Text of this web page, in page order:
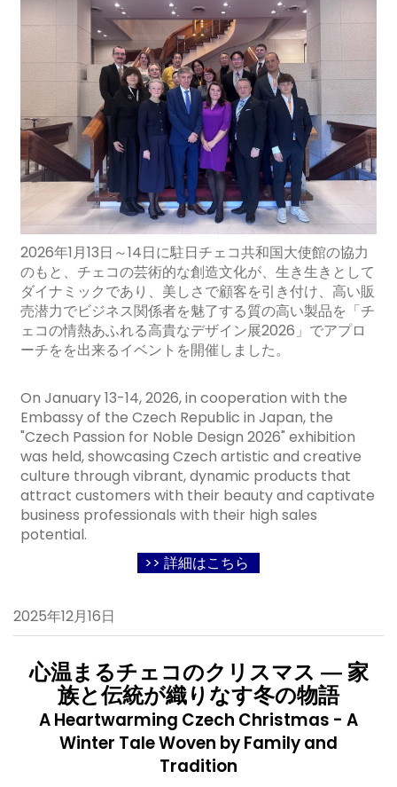
2026年1月13日～14日に駐日チェコ共和国大使館の協力
のもと、チェコの芸術的な創造文化が、生き生きとして
ダイナミックであり、美しさで顧客を引き付け、高い販
売潜力でビジネス関係者を魅了する質の高い製品を「チ
ェコの情熱あふれる高貴なデザイン展2026」でアプロ
ーチをを出来るイベントを開催しました。
On January 13-14, 2026, in cooperation with the
Embassy of the Czech Republic in Japan, the
"Czech Passion for Noble Design 2026" exhibition
was held, showcasing Czech artistic and creative
culture through vibrant, dynamic products that
attract customers with their beauty and captivate
business professionals with their high sales
potential.
>> 詳細はこちら
2025年12月16日
心温まるチェコのクリスマス ― 家
族と伝統が織りなす冬の物語
A Heartwarming Czech Christmas - A
Winter Tale Woven by Family and
Tradition